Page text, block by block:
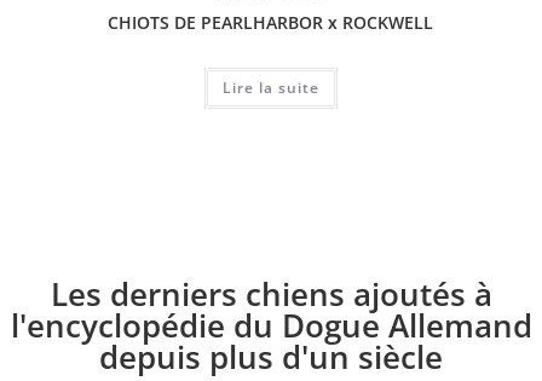
CHIOTS DE PEARLHARBOR x ROCKWELL
Lire la suite
Les derniers chiens ajoutés à
l'encyclopédie du Dogue Allemand
depuis plus d'un siècle